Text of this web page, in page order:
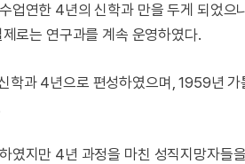
업연한 4년의 신학과 만을 두게 되었
로는 연구과를 계속 운영하였다.
과 4년으로 편성하였으며, 1959년
지만 4년 과정을 마친 성직지망자들